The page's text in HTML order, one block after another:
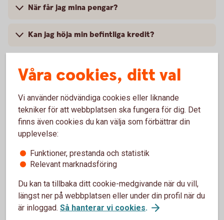
När får jag mina pengar?
Kan jag höja min befintliga kredit?
Ränta
9,45 % (senaste ränteändring 2025-10-03). Räntan är
Lånebelopp
10 000 - 50 000 kr
Återbetalningstid
Våra cookies, ditt val
Vi använder nödvändiga cookies eller liknande
tekniker för att webbplatsen ska fungera för dig. Det
finns även cookies du kan välja som förbättrar din
upplevelse:
Funktioner, prestanda och statistik
Relevant marknadsföring
Du kan ta tillbaka ditt cookie-medgivande när du vill,
längst ner på webbplatsen eller under din profil när du
är inloggad. Så hanterar vi cookies.